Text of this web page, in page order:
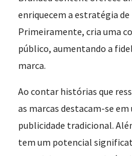
enriquecem a estratégia
Primeiramente, cria uma
público, aumentando a
marca.
Ao contar histórias que
as marcas destacam-se
publicidade tradicional.
tem um potencial